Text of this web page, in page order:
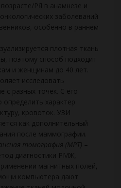
РЯ в анамнезе и
заболеваний
особенно в раннем
плотная ткань
поэтому способ подходит
и женщинам до 40 лет.
исследовать
с разных точек. С его
характер
кровоток. УЗИ
как дополнительный
после маммографии.
томография (МРТ) –
диагностики РМЖ,
магнитных полей,
компьютера дают